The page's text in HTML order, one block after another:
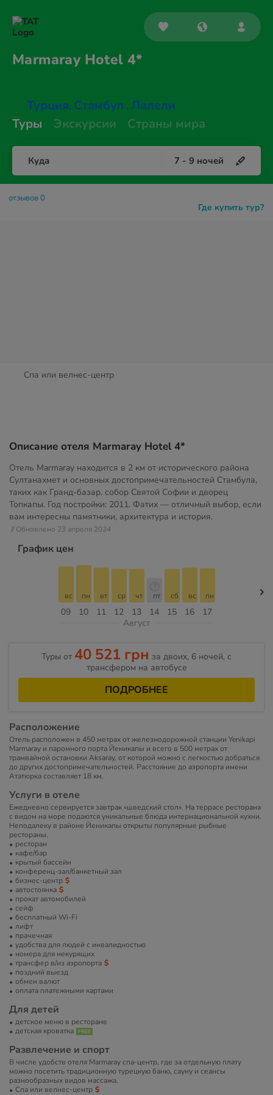
Marmaray Hotel 4*
Турция, Стамбул , Лалели
Туры
Экскурсии Страны мира
Куда 7 - 9 ночей
Где купить тур?
отзывов 0
Спа или велнес-центр
Описание отеля Marmaray Hotel 4*
Отель Marmaray находится в 2 км от исторического района
Султанахмет и основных достопримечательностей Стамбула,
таких как Гранд-базар, собор Святой Софии и дворец
Топкапы. Год постройки: 2011. Фатих — отличный выбор, если
вам интересны памятники, архитектура и история.
// Обновлено 23 апреля 2024
График цен
09
вс
10
пн
11
вт
12
ср
13
чт
14
пт
15
сб
16
вс
17
пн
Август
Туры от 40 521 грн за двоих, 6 ночей, с
трансфером на автобусе
ПОДРОБНЕЕ
Расположение
Отель расположен в 450 метрах от железнодорожной станции Yenikapi
Marmaray и паромного порта Йеникапы и всего в 500 метрах от
трамвайной остановки Aksaray, от которой можно с легкостью добраться
до других достопримечательностей. Расстояние до аэропорта имени
Ататюрка составляет 18 км.
Услуги в отеле
Ежедневно сервируется завтрак «шведский стол». На террасе ресторана
с видом на море подаются уникальные блюда интернациональной кухни.
Неподалеку в районе Йеникапы открыты популярные рыбные
рестораны.
ресторан
кафе/бар
крытый бассейн
конференц-зал/банкетный зал
бизнес-центр
автостоянка
прокат автомобилей
сейф
бесплатный Wi-Fi
лифт
прачечная
удобства для людей с инвалидностью
номера для некурящих
трансфер в/из аэропорта
поздний выезд
обмен валют
оплата платежными картами
Для детей
детское меню в ресторане
детская кроватка
Развлечение и спорт
В числе удобств отеля Marmaray спа-центр, где за отдельную плату
можно посетить традиционную турецкую баню, сауну и сеансы
разнообразных видов массажа.
Спа или велнес-центр